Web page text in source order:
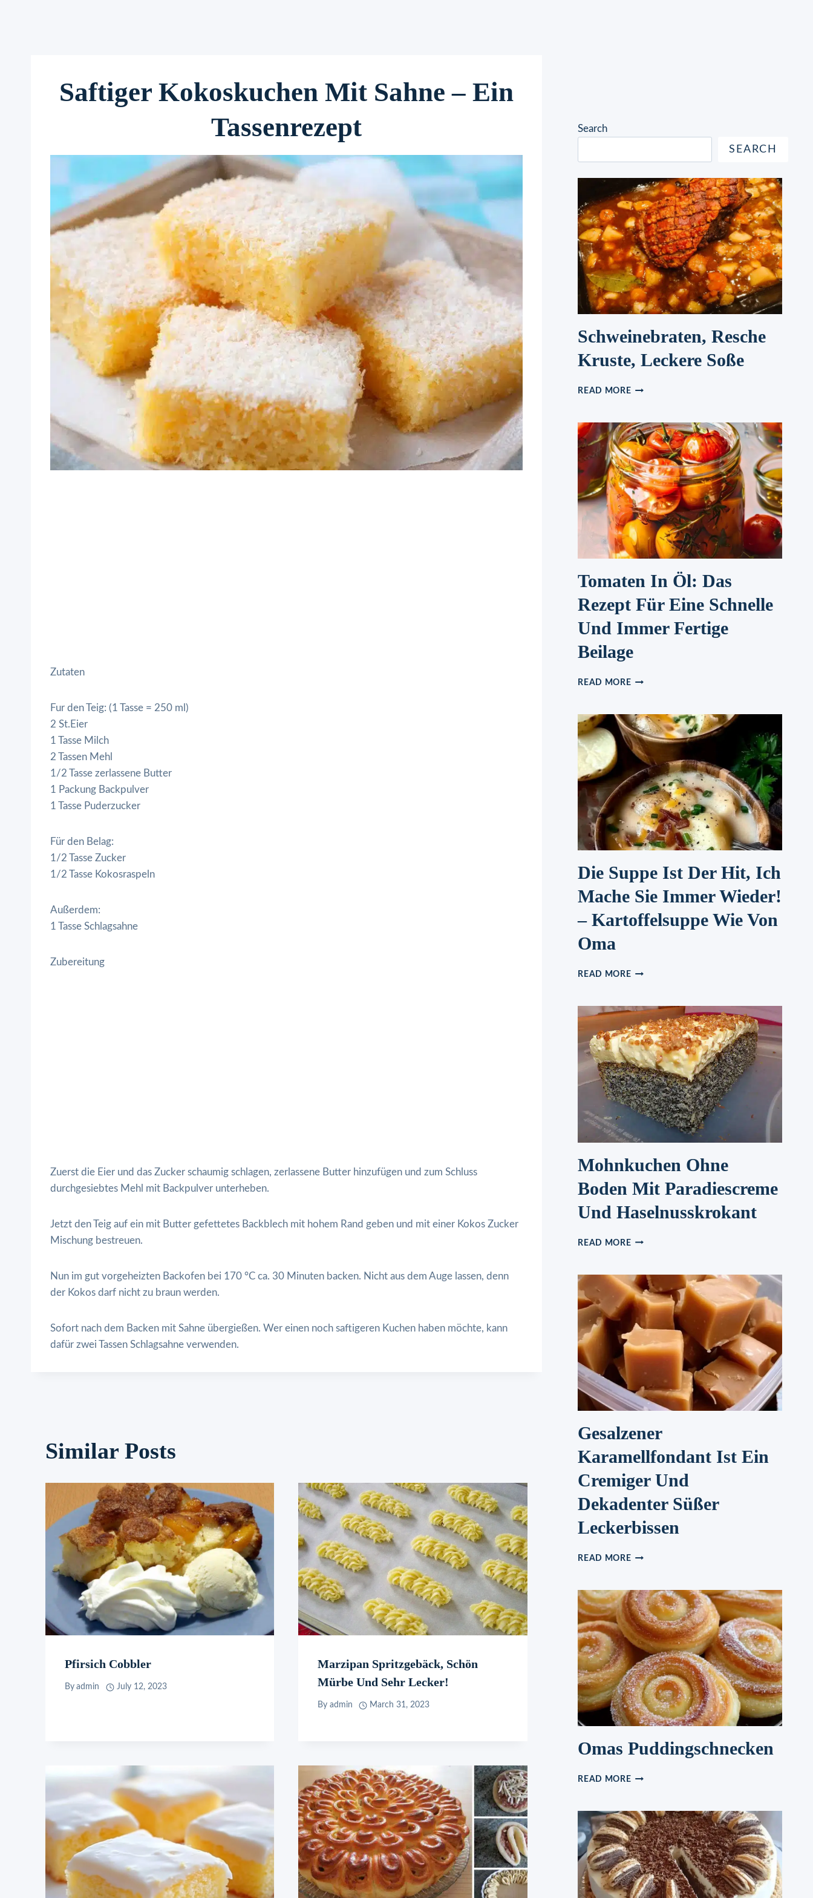
Saftiger Kokoskuchen Mit Sahne – Ein
Tassenrezept
Zutaten
Fur den Teig: (1 Tasse = 250 ml)
2 St.Eier
1 Tasse Milch
2 Tassen Mehl
1/2 Tasse zerlassene Butter
1 Packung Backpulver
1 Tasse Puderzucker
Für den Belag:
1/2 Tasse Zucker
1/2 Tasse Kokosraspeln
Außerdem:
1 Tasse Schlagsahne
Zubereitung
Zuerst die Eier und das Zucker schaumig schlagen, zerlassene Butter hinzufügen und zum Schluss
durchgesiebtes Mehl mit Backpulver unterheben.
Jetzt den Teig auf ein mit Butter gefettetes Backblech mit hohem Rand geben und mit einer Kokos Zucker
Mischung bestreuen.
Nun im gut vorgeheizten Backofen bei 170 °C ca. 30 Minuten backen. Nicht aus dem Auge lassen, denn
der Kokos darf nicht zu braun werden.
Sofort nach dem Backen mit Sahne übergießen. Wer einen noch saftigeren Kuchen haben möchte, kann
dafür zwei Tassen Schlagsahne verwenden.
Similar Posts
Pfirsich Cobbler
By admin July 12, 2023
Marzipan Spritzgebäck, Schön
Mürbe Und Sehr Lecker!
By admin March 31, 2023
Search
SEARCH
Schweinebraten, Resche
Kruste, Leckere Soße
READ MORESCHWEINEBRATEN,
LECKERE
SOSSE
Tomaten In Öl: Das
Rezept Für Eine Schnelle
Und Immer Fertige
Beilage
READ MORETOMATEN
DAS
REZEPT
FÜR
EINE
SCHNELLE
UND
IMMER
FERTIGE
BEILAGE
Die Suppe Ist Der Hit, Ich
Mache Sie Immer Wieder!
– Kartoffelsuppe Wie Von
Oma
READ MOREDIE
DER
HIT,
ICH
MACHE
SIE
IMMER
WIEDER!
–
KARTOFFELSUPPE
VON
Mohnkuchen Ohne
Boden Mit Paradiescreme
Und Haselnusskrokant
READ MOREMOHNKUCHEN
MIT
PARADIESCREME
UND
HASELNUSSKROKANT
Gesalzener
Karamellfondant Ist Ein
Cremiger Und
Dekadenter Süßer
Leckerbissen
READ MOREGESALZENER
EIN
CREMIGER
UND
DEKADENTER
SÜSSER L
ECKERBISSEN
Omas Puddingschnecken
READ MOREOMAS